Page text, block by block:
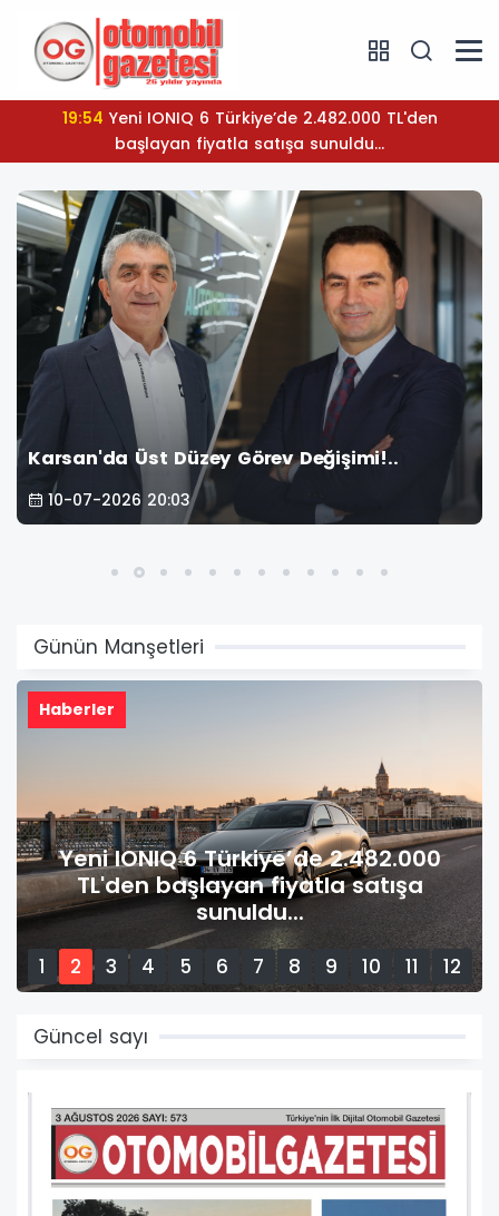
08:31 Temmuz ayında sert fren; 80.768 adet!..
Karsan'da Üst Düzey Görev Değişimi!..
10-07-2026 20:03
Günün Manşetleri
Haberler
Yeni IONIQ 6 Türkiye’de 2.482.000
TL'den başlayan fiyatla satışa
sunuldu...
1 2 3 4 5 6 7 8 9 10 11
12
Güncel sayı